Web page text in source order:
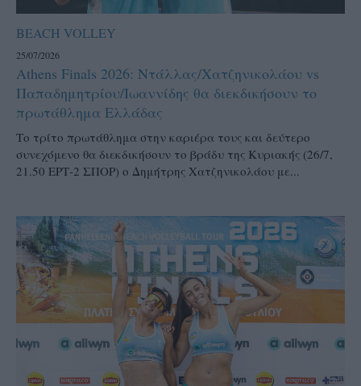
BEACH VOLLEY
25/07/2026
Athens Finals 2026: Ντάλλας/Χατζηνικολάου vs
Παπαδημητρίου/Ιωαννίδης θα διεκδικήσουν το
πρωτάθλημα Ελλάδας
Το τρίτο πρωτάθλημα στην καριέρα τους και δεύτερο
συνεχόμενο θα διεκδικήσουν το βράδυ της Κυριακής (26/7,
21.50 ΕΡΤ-2 ΣΠΟΡ) ο Δημήτρης Χατζηνικολάου με...